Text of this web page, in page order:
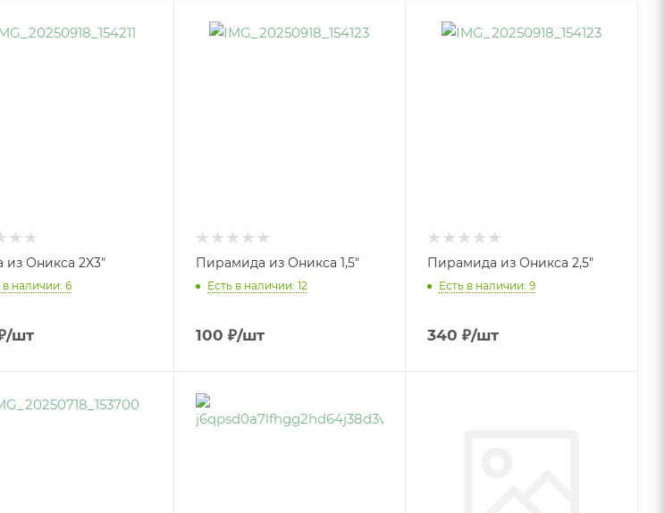
из Оникса 2X3"
в наличии: 6
/шт
Пирамида из Оникса 1,5"
Есть в наличии: 12
100 ₽/шт
Пирамида из Оникса 2,5"
Есть в наличии: 9
340 ₽/шт